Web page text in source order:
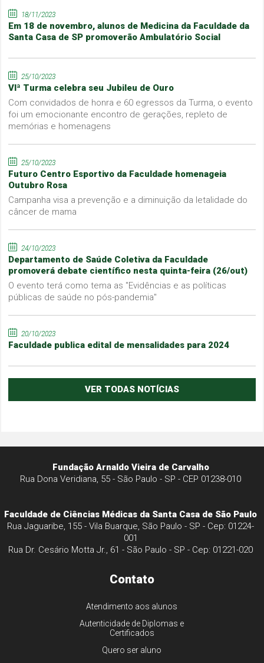
18/11/2023
Em 18 de novembro, alunos de Medicina da Faculdade da
Santa Casa de SP promoverão Ambulatório Social
25/10/2023
VIª Turma celebra seu Jubileu de Ouro
Com convidados de honra e 60 egressos da Turma, o evento
foi um emocionante encontro de gerações, repleto de
memórias e homenagens
25/10/2023
Futuro Centro Esportivo da Faculdade homenageia
Outubro Rosa
Campanha visa a prevenção e a diminuição da letalidade do
câncer de mama
24/10/2023
Departamento de Saúde Coletiva da Faculdade
promoverá debate científico nesta quinta-feira (26/out)
O evento terá como tema as "Evidências e as políticas
públicas de saúde no pós-pandemia"
20/10/2023
Faculdade publica edital de mensalidades para 2024
VER TODAS NOTÍCIAS
Fundação Arnaldo Vieira de Carvalho
Rua Dona Veridiana, 55 - São Paulo - SP - CEP 01238-010
Faculdade de Ciências Médicas da Santa Casa de São Paulo
Rua Jaguaribe, 155 - Vila Buarque, São Paulo - SP - Cep: 01224-
001
Rua Dr. Cesário Motta Jr., 61 - São Paulo - SP - Cep: 01221-020
Contato
Atendimento aos alunos
Autenticidade de Diplomas e
Certificados
Quero ser aluno